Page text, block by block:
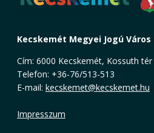
Kecskemét Megyei Jogú
Cím: 6000 Kecskemét, Kossuth tér
Telefon: +36-76/513-513
E-mail: kecskemet@kecskemet.hu
Impresszum